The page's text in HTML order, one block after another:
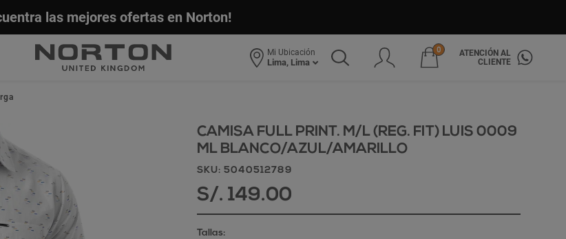
las mejores ofertas en Norton!
Mi Ubicación
Lima, Lima
0
ATENCIÓN AL
CLIENTE
CAMISA FULL PRINT. M/L (REG. FIT) LUIS 0009
ML BLANCO/AZUL/AMARILLO
SKU: 5040512789
S/. 149.00
Tallas: